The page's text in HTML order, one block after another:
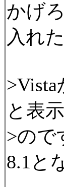
かげ
入れ
と表
>ので
8.1と